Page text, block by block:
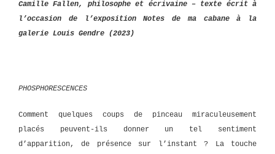
Camille Fallen, philosophe et écrivaine – texte écrit à
l’occasion de l’exposition Notes de ma cabane à la
galerie Louis Gendre (2023)
PHOSPHORESCENCES
Comment quelques coups de pinceau miraculeusement
placés peuvent-ils donner un tel sentiment
d’apparition, de présence sur l’instant ? La touche